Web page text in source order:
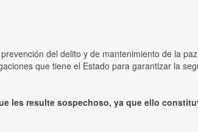
del delito y de mantenimiento de la
que tiene el Estado para garantizar la
les resulte sospechoso, ya que ello